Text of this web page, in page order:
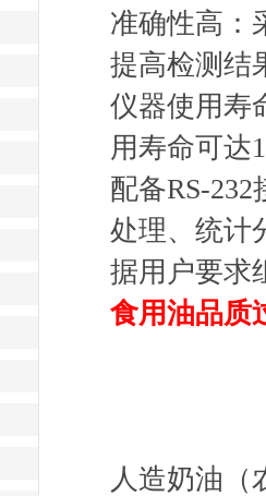
准确性高：
提高检测结
仪器使用寿
用寿命可达
配备RS-
处理、统计
据用户要求
食用油品质
人造奶油（